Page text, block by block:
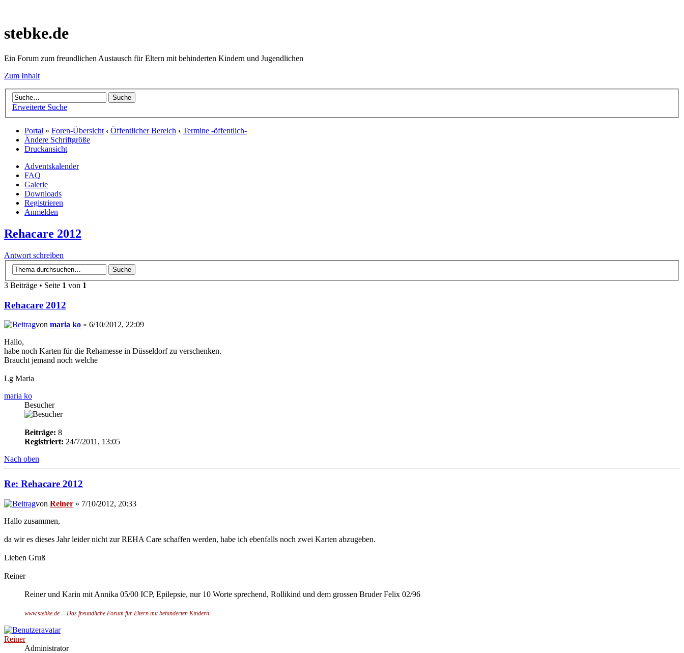
stebke.de
Ein Forum zum freundlichen Austausch für Eltern mit behinderten Kindern und Jugendlichen
Zum Inhalt
Erweiterte Suche
Portal » Foren-Übersicht ‹ Öffentlicher Bereich ‹ Termine -öffentlich-
Ändere Schriftgröße
Druckansicht
Adventskalender
FAQ
Galerie
Downloads
Registrieren
Anmelden
Rehacare 2012
Antwort schreiben
3 Beiträge • Seite 1 von 1
Rehacare 2012
von maria ko » 6/10/2012, 22:09
Hallo,
habe noch Karten für die Rehamesse in Düsseldorf zu verschenken.
Braucht jemand noch welche
Lg Maria
maria ko
Besucher
Beiträge: 8
Registriert: 24/7/2011, 13:05
Nach oben
Re: Rehacare 2012
von Reiner » 7/10/2012, 20:33
Hallo zusammen,
da wir es dieses Jahr leider nicht zur REHA Care schaffen werden, habe ich ebenfalls noch zwei Karten abzugeben.
Lieben Gruß
Reiner
Reiner und Karin mit Annika 05/00 ICP, Epilepsie, nur 10 Worte sprechend, Rollikind und dem grossen Bruder Felix 02/96
www.stebke.de -- Das freundliche Forum für Eltern mit behinderten Kindern
Reiner
Administrator